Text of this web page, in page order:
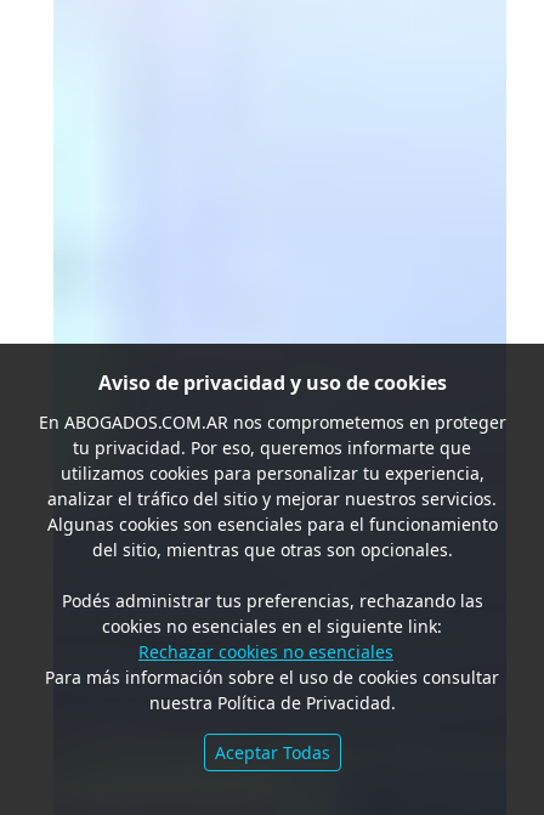
Aviso de privacidad y uso de cookies
En ABOGADOS.COM.ARnos comprometemos en proteger
tu privacidad. Por eso, queremos informarte que
utilizamos cookies para personalizar tu experiencia,
analizar el tráfico del sitio y mejorar nuestros servicios.
Algunas cookies son esenciales para el funcionamiento
del sitio, mientras que otras son opcionales.
Podés administrar tus preferencias, rechazando las
cookies no esenciales en el siguiente link:
Rechazar cookies no esenciales
Para más información sobre el uso de cookies consultar
nuestra Política de Privacidad.
Aceptar Todas